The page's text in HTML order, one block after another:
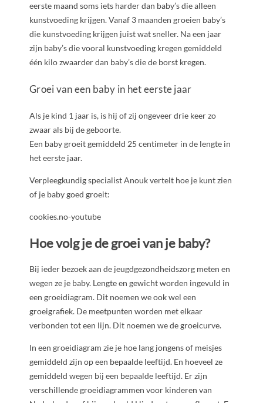
eerste maand soms iets harder dan baby’s die alleen
kunstvoeding krijgen. Vanaf 3 maanden groeien baby’s
die kunstvoeding krijgen juist wat sneller. Na een jaar
zijn baby’s die vooral kunstvoeding kregen gemiddeld
één kilo zwaarder dan baby’s die de borst kregen.
Groei van een baby in het eerste jaar
Als je kind 1 jaar is, is hij of zij ongeveer drie keer zo
zwaar als bij de geboorte.
Een baby groeit gemiddeld 25 centimeter in de lengte in
het eerste jaar.
Verpleegkundig specialist Anouk vertelt hoe je kunt zien
of je baby goed groeit:
cookies.no-youtube
Hoe volg je de groei van je baby?
Bij ieder bezoek aan de jeugdgezondheidszorg meten en
wegen ze je baby. Lengte en gewicht worden ingevuld in
een groeidiagram. Dit noemen we ook wel een
groeigrafiek. De meetpunten worden met elkaar
verbonden tot een lijn. Dit noemen we de groeicurve.
In een groeidiagram zie je hoe lang jongens of meisjes
gemiddeld zijn op een bepaalde leeftijd. En hoeveel ze
gemiddeld wegen bij een bepaalde leeftijd. Er zijn
verschillende groeidiagrammen voor kinderen van